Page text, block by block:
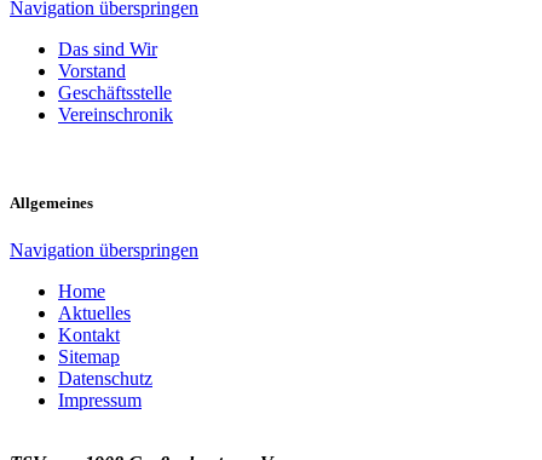
Navigation überspringen
Das sind Wir
Vorstand
Geschäftsstelle
Vereinschronik
Allgemeines
Navigation überspringen
Home
Aktuelles
Kontakt
Sitemap
Datenschutz
Impressum